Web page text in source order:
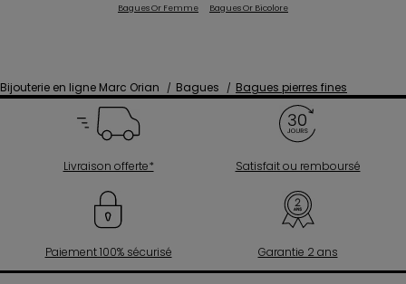
Bagues Or Femme
Bagues Or Bicolore
Bijouterie en ligne Marc Orian Bagues Bagues pierres fines
Livraison offerte* Satisfait ou remboursé
Paiement 100% sécurisé Garantie 2 ans